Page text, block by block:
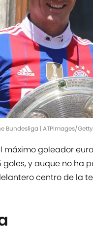
Bundesliga | ATPImages/
máximo goleador
y auque no ha
centro de la